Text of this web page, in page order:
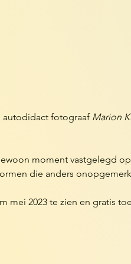
autodidact fotograaf Marion
moment vastgelegd
die anders
mei 2023 te zien en gratis